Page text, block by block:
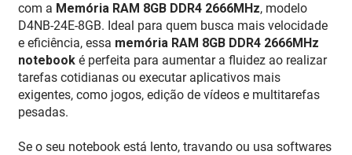
com a Memória RAM 8GB DDR4 2666MHz, modelo
D4NB-24E-8GB. Ideal para quem busca mais velocidade
e eficiência, essa memória RAM 8GB DDR4 2666MHz
notebook é perfeita para aumentar a fluidez ao realizar
tarefas cotidianas ou executar aplicativos mais
exigentes, como jogos, edição de vídeos e multitarefas
pesadas.
Se o seu notebook está lento, travando ou usa softwares